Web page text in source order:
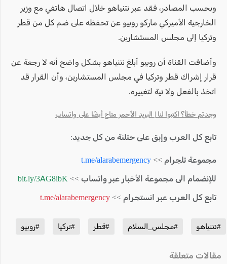
وبحسب المصادر، فقد عبر نتنياهو خلال اتصال هاتفي مع وزير
الخارجية الأميركي ماركو روبيو عن تحفظه على ضم كل من قطر
وتركيا إلى مجلس المستشارين.
وأضافت القناة أن روبيو أبلغ نتنياهو بشكل واضح أنه لا رجعة عن
قرار إشراك قطر وتركيا في مجلس المستشارين، وأن القرار قد
اتخذ بالفعل ولا نية لتغييره.
وجدتم خطأ؟ اكتبوا لنا | البريد الأحمر متاح أيضًا على واتساب
تابع كل العرب وإبق على حتلنة من كل جديد:
مجموعة تلجرام >> t.me/alarabemergency
للإنضمام الى مجموعة الأخبار عبر واتساب >> bit.ly/3AG8ibK
تابع كل العرب عبر انستجرام >> t.me/alarabemergency
#نتنياهو #مجلس_السلام #قطر #تركيا #روبيو
مقالات متعلقة